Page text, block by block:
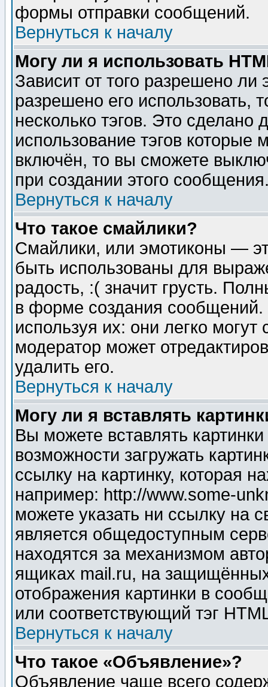
формы отправки сообщений.
Вернуться к началу
Могу ли я использовать
Зависит от того разрешено
разрешено его использовать,
несколько тэгов. Это сделано
использование тэгов
включён, то вы сможете
при создании этого
Вернуться к началу
Что такое смайлики?
Смайлики, или эмотиконы —
быть использованы для
радость, :( значит грусть.
в форме создания сообщений.
используя их: они легко
модератор может
удалить его.
Вернуться к началу
Могу ли я вставлять
Вы можете вставлять
возможности загружать
ссылку на картинку, которая
например: http://www.some-
можете указать ни ссылку на
является общедоступным
находятся за механизмом
ящиках mail.ru, на
отображения картинки в
или соответствующий тэг
Вернуться к началу
Что такое «Объявление»?
Объявление чаще всего